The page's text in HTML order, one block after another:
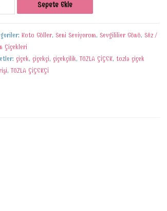
Sepete Ekle
Kutu Güller, Seni Seviyorum, Sevgililier Günü, Söz /
Çiçekleri
çiçek, çiçekçi, çiçekçilik,TUZLA ÇİÇEK, tuzla çiçek
,TUZLA ÇİÇEKÇİ